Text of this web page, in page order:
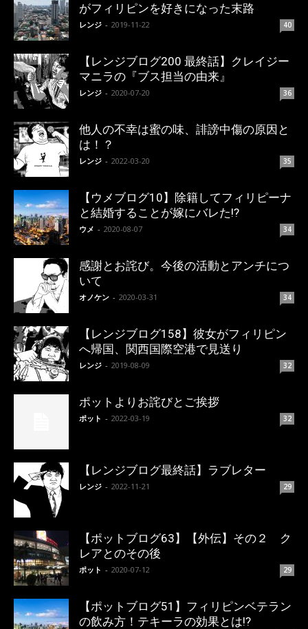
がフィリピンを好きになった末路
レンジ - 2019-11-22 40
【レンジブログ200 最終話】クレイジー
マニラの『ブス担当の由来』
レンジ - 2020-07-20 36
他人の不幸は蜜の味、誹謗中傷の原因と
は！？
レンジ - 2022-03-20 35
【ウメブログ10】除籍してフィリピーナ
と結婚することが嫁にバレた!?
ウメ - 2020-08-07 34
感謝とお詫び。今後の活動とアンチにつ
いて
オノケン - 2020-03-31 34
【レンジブログ158】彼女がフィリピン
へ帰国、関西国際空港で見送り
レンジ - 2019-08-09 32
ポットよりお詫びとご挨拶
ポット - 2022-03-19 32
【レンジブログ最終話】ラブレター
レンジ - 2022-11-21 29
【ポットブログ63】【外伝】その２ ク
レアとのその後
ポット - 2020-07-12 29
【ポットブログ51】フィリピンベテラン
の飲み方！テキーラの効果とは!?